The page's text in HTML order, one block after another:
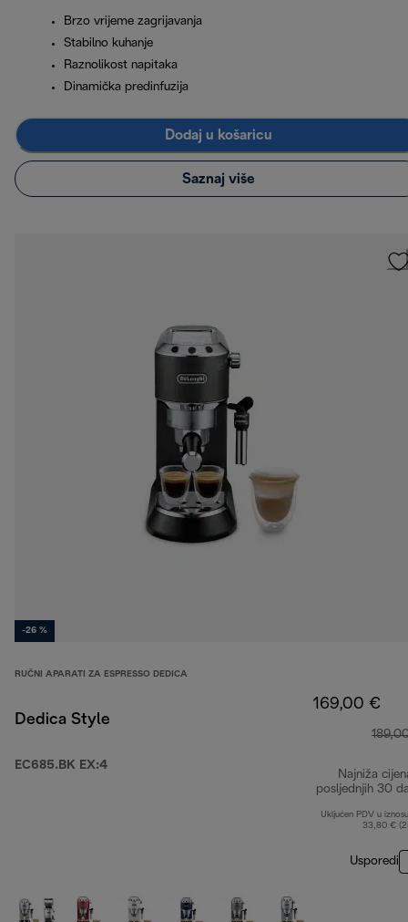
Brzo vrijeme zagrijavanja
Stabilno kuhanje
Raznolikost napitaka
Dinamička predinfuzija
Dodaj u košaricu
Saznaj više
-26 %
RUČNI APARATI ZA ESPRESSO DEDICA
Dedica Style
EC685.BK EX:4
169,00 €
Najniža
posljednjih 30
Uključen PDV u
33,80 €
Usporedi